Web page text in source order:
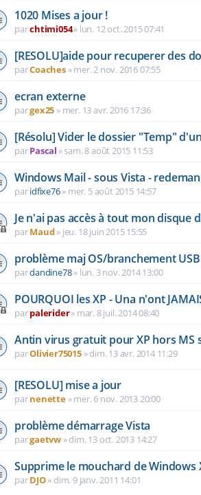
1020 Mises a jour !
parchtimi054» lun. 12 oct. 2015 07:41
[RESOLU]aide pour recuperer des
parCoaches»mer. 2 nov. 2016 07:55
ecran externe
pargex25 » mer. 13 avr. 2016 17:36
[Résolu] Vider le dossier "Temp"
parPascal »sam. 8 août 2015 11:53
Windows Mail - sous Vista -
paridfixe76» mer. 5 août 2015 14:57
Je n'ai pas accès à tout mon disque
parMaud» jeu. 18 juin 2015 15:55
problème maj OS/branchement
pardandine78» lun. 3 nov. 2014 13:00
POURQUOI les XP - Una n'ont
parpalerider» mar. 8 juil. 2014 08:40
Antin virus gratuit pour XP hors MS
parOlivier75015»dim. 13 avr. 2014 11:29
[RESOLU] mise a jour
parnenette»mer. 6 nov. 2013 20:00
problème démarrage Vista
pargaetvw »dim. 13 oct. 2013 14:27
Supprime le mouchard de Windows
parDJO» dim. 9 janv. 2011 14:01